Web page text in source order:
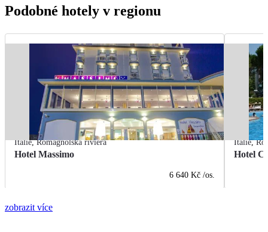
Podobné hotely v regionu
Itálie,Romagnolská riviéra
Hotel Massimo
6 640 Kč /os.
Itálie,
Hotel
zobrazit více